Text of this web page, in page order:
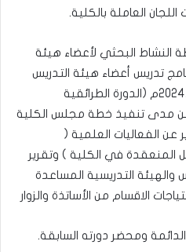
العاملة بالكلية.
النشاط البحثي لأعضاء هيئة
2024/2025م وبرنامج تدريس أعضاء هيئة التدريس
والهيئة المساعدة للعام 2024/2025م (الدورة الطرائقية
مدى تنفيذ خطة مجلس الكلية
2025م وتقرير عن الفعاليات العلمية (
المنعقدة في الكلية ) وتقرير
والهيئة التدريسية المساعدة
الاقسام من الأساتذة والزوار
ومحضر دورته السابقة.